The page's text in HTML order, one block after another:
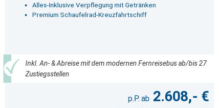
Alles-Inklusive Verpflegung mit Getränken
Premium Schaufelrad-Kreuzfahrtschiff
Inkl. An- & Abreise mit dem modernen Fernreisebus ab/bis 27
Zustiegsstellen
2.608,- €